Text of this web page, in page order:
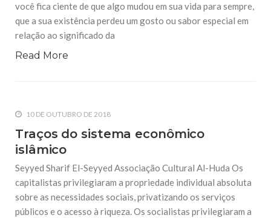
você fica ciente de que algo mudou em sua vida para sempre,
que a sua existência perdeu um gosto ou sabor especial em
relação ao significado da
Read More
10 DE OUTUBRO DE 2018
Traços do sistema econômico
islâmico
Seyyed Sharif El-Seyyed Associação Cultural Al-Huda Os
capitalistas privilegiaram a propriedade individual absoluta
sobre as necessidades sociais, privatizando os serviços
públicos e o acesso à riqueza. Os socialistas privilegiaram a